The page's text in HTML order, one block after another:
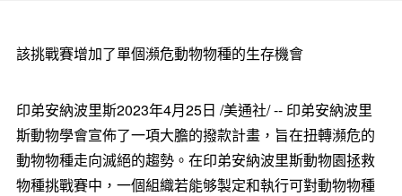
該挑戰賽增加了單個瀕危動物物種的生存機會
印弟安納波里斯2023年4月25日 /美通社/ -- 印弟安納波里
斯動物學會宣佈了一項大膽的撥款計畫，旨在扭轉瀕危的
動物物種走向滅絕的趨勢。在印弟安納波里斯動物園拯救
物種挑戰賽中，一個組織若能够製定和執行可對動物物種